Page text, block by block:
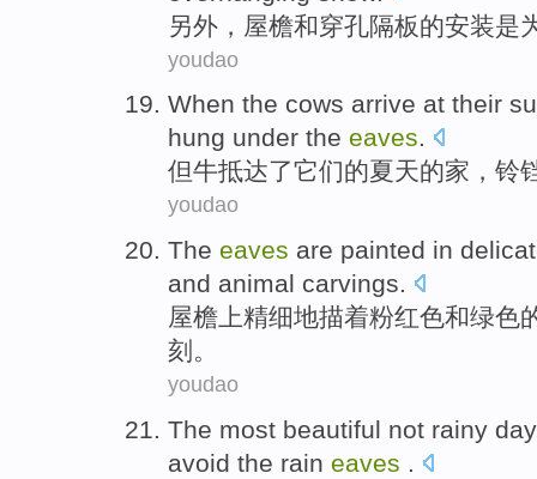
另外 ， 屋檐和穿孔隔板的安装是
youdao
When the cows arrive at their
hung under the eaves.
但牛抵达了它们的夏天的家 ， 铃
youdao
The eaves are painted in
and animal carvings.
屋檐 上精细地描着粉红色和绿色
刻。
youdao
The most beautiful not rainy day
avoid the rain eaves .